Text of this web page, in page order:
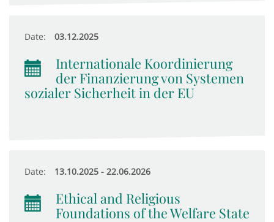
Date: 03.12.2025
Internationale Koordinierung
der Finanzierung von Systemen
sozialer Sicherheit in der EU
Date: 13.10.2025 - 22.06.2026
Ethical and Religious
Foundations of the Welfare State